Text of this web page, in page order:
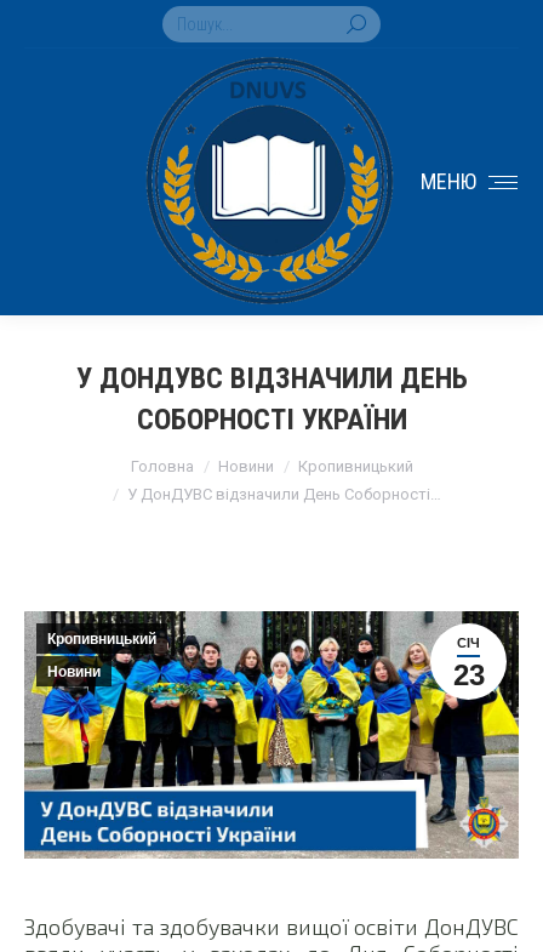
Search:
МЕНЮ
У ДОНДУВС ВІДЗНАЧИЛИ ДЕНЬ
СОБОРНОСТІ УКРАЇНИ
Головна Новини
Кропивницький
У ДонДУВС відзначили День Соборності…
СІЧ
23
Кропивницький
Новини
Здобувачі та здобувачки вищої освіти ДонДУВС